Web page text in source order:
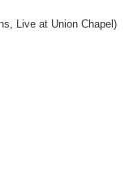
Live at Union Chapel)